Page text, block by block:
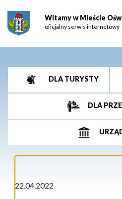
Witamy w Mieście
oficjalny serwis internetowy
DLA TURYSTY
DLA
22.04.2022